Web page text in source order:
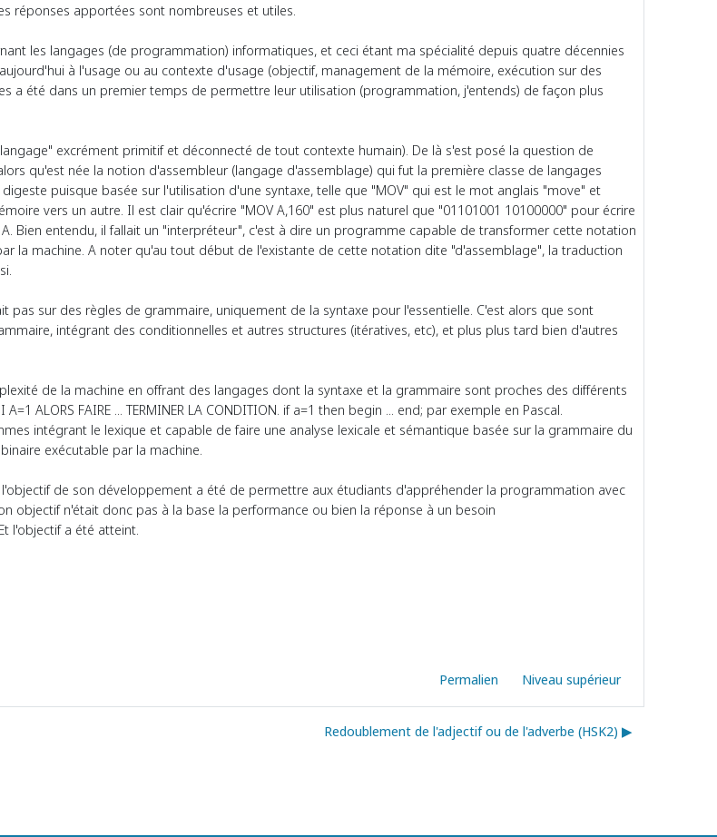
réponses apportées sont nombreuses et utiles.
les langages (de programmation) informatiques, et ceci étant ma spécialité depuis quatre décennies
à l'usage ou au contexte d'usage (objectif, management de la mémoire, exécution sur des
a été dans un premier temps de permettre leur utilisation (programmation, j'entends) de façon plus
excrément primitif et déconnecté de tout contexte humain). De là s'est posé la question de
qu'est née la notion d'assembleur (langage d'assemblage) qui fut la première classe de langages
puisque basée sur l'utilisation d'une syntaxe, telle que "MOV" qui est le mot anglais "move" et
vers un autre. Il est clair qu'écrire "MOV A,160" est plus naturel que "01101001 10100000" pour écrire
Bien entendu, il fallait un "interpréteur", c'est à dire un programme capable de transformer cette notation
la machine. A noter qu'au tout début de l'existante de cette notation dite "d'assemblage", la traduction
sur des règles de grammaire, uniquement de la syntaxe pour l'essentielle. C'est alors que sont
intégrant des conditionnelles et autres structures (itératives, etc), et plus plus tard bien d'autres
de la machine en offrant des langages dont la syntaxe et la grammaire sont proches des différents
ALORS FAIRE ... TERMINER LA CONDITION. if a=1 then begin ... end; par exemple en Pascal.
intégrant le lexique et capable de faire une analyse lexicale et sémantique basée sur la grammaire du
exécutable par la machine.
de son développement a été de permettre aux étudiants d'appréhender la programmation avec
objectif n'était donc pas à la base la performance ou bien la réponse à un besoin
l'objectif a été atteint.
Permalien Niveau supérieur
Redoublement de l'adjectif ou de l'adverbe (HSK2) ▶︎